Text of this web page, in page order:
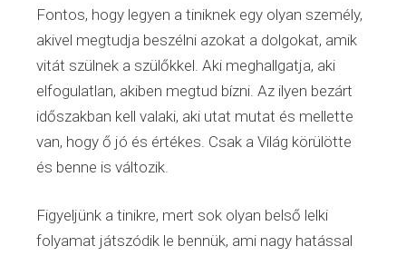
Fontos, hogy legyen a tiniknek egy olyan személy,
akivel megtudja beszélni azokat a dolgokat, amik
vitát szülnek a szülőkkel. Aki meghallgatja, aki
elfogulatlan, akiben megtud bízni. Az ilyen bezárt
időszakban kell valaki, aki utat mutat és mellette
van, hogy ő jó és értékes. Csak a Világ körülötte
és benne is változik.
Figyeljünk a tinikre, mert sok olyan belső lelki
folyamat játszódik le bennük, ami nagy hatással